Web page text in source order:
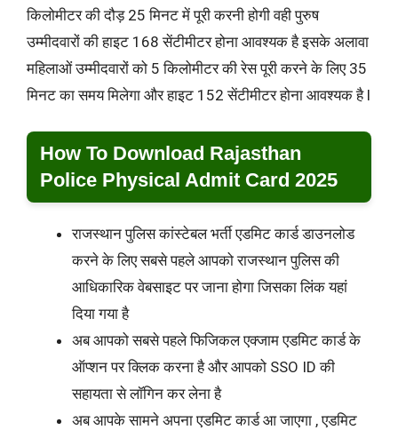
किलोमीटर की दौड़ 25 मिनट में पूरी करनी होगी वही पुरुष
उम्मीदवारों की हाइट 168 सेंटीमीटर होना आवश्यक है इसके अलावा
महिलाओं उम्मीदवारों को 5 किलोमीटर की रेस पूरी करने के लिए 35
मिनट का समय मिलेगा और हाइट 152 सेंटीमीटर होना आवश्यक है l
How To Download Rajasthan
Police Physical Admit Card 2025
राजस्थान पुलिस कांस्टेबल भर्ती एडमिट कार्ड डाउनलोड
करने के लिए सबसे पहले आपको राजस्थान पुलिस की
आधिकारिक वेबसाइट पर जाना होगा जिसका लिंक यहां
दिया गया है
अब आपको सबसे पहले फिजिकल एक्जाम एडमिट कार्ड के
ऑप्शन पर क्लिक करना है और आपको SSO ID की
सहायता से लॉगिन कर लेना है
अब आपके सामने अपना एडमिट कार्ड आ जाएगा , एडमिट